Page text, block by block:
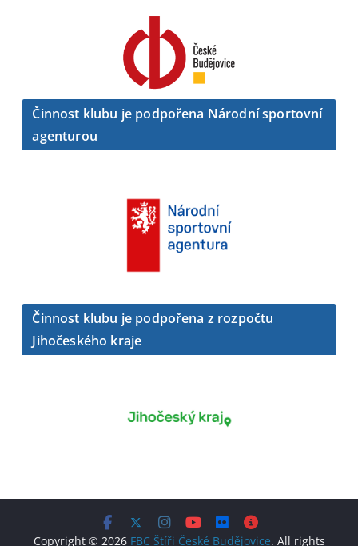
Činnost klubu je podpořena Národní sportovní
agenturou
Činnost klubu je podpořena z rozpočtu
Jihočeského kraje
Copyright © 2026 FBC Štíři České Budějovice. All rights